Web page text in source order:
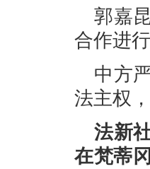
郭嘉
合作进
中方
法主权
法新
在梵蒂